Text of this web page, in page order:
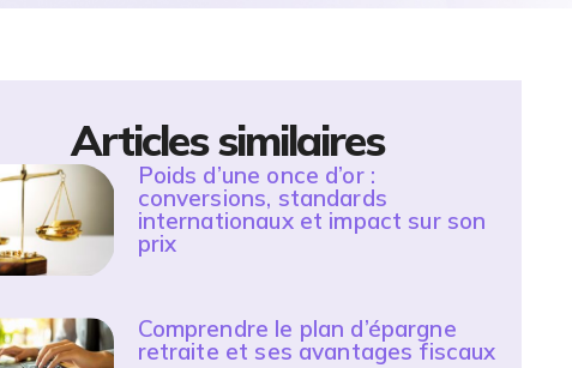
Articles similaires
Poids d’une once d’or :
conversions, standards
internationaux et impact sur son
prix
Comprendre le plan d’épargne
retraite et ses avantages fiscaux